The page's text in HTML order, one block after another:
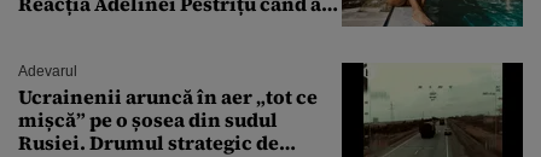
Adevarul
Ucrainenii aruncă în aer „tot ce
mișcă” pe o șosea din sudul
Rusiei. Drumul strategic de